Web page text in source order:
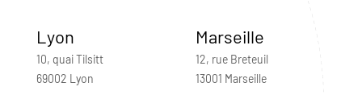
Lyon
10, quai Tilsitt
69002 Lyon
Marseille
12, rue Breteuil
13001 Marseille